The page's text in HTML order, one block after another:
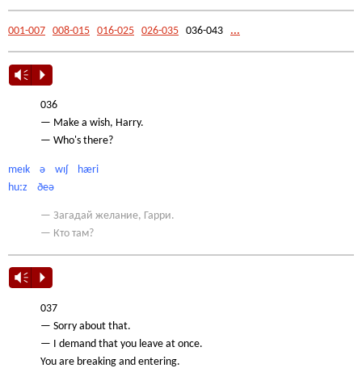
001-007 008-015 016-025 026-035 036-043 ...
Vm P
036
— Make a wish, Harry.
— Who's there?
meɪk ə wɪʃ hæri
huːz ðeə
— Загадай желание, Гарри.
— Кто там?
Vm P
037
— Sorry about that.
— I demand that you leave at once.
You are breaking and entering.